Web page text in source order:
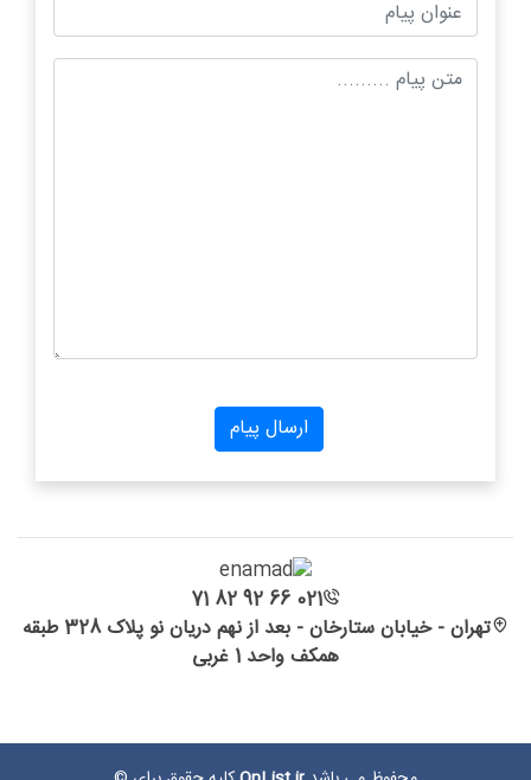
021 66 92 82 71
تهران - خیابان ستارخان - بعد از نهم دریان نو پلاک 328 طبقه
همکف واحد 1 غربی